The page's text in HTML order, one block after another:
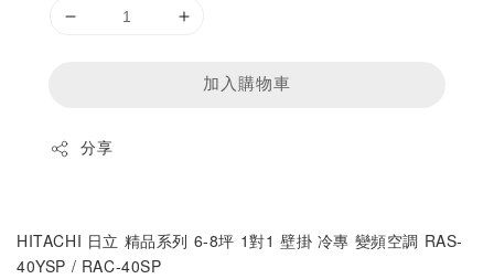
加入購物車
分享
HITACHI 日立 精品系列 6-8坪 1對1 壁掛 冷專 變頻空調 RAS-
40YSP / RAC-40SP